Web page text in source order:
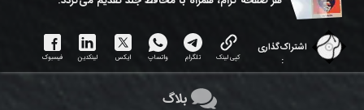
اشتراک‌گذاری
:
کپی لینک تلگرام واتساپ ایکس لینکدین فیسبوک
بلاگ